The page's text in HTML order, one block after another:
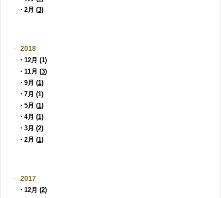
・2月 (3)
2018
・12月 (1)
・11月 (3)
・9月 (1)
・7月 (1)
・5月 (1)
・4月 (1)
・3月 (2)
・2月 (1)
2017
・12月 (2)